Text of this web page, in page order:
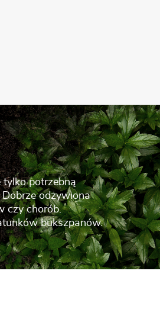
tylko potrzebną
odżywiona
czy chorób.
bukszpanów.